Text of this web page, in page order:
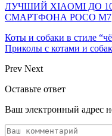
ЛУЧШИЙ XIAOMI ДО
СМАРТФОНА POCO M7
Коты и собаки в стиле
Приколы с котами и
Prev Next
Оставьте ответ
Ваш электронный адрес